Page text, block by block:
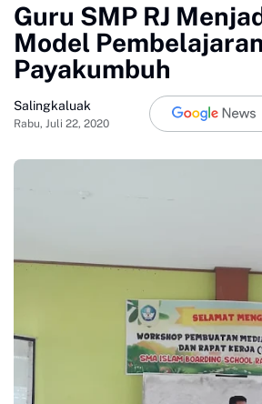
Guru SMP RJ
Model
Payakumbuh
Salingkaluak
Rabu, Juli 22, 2020